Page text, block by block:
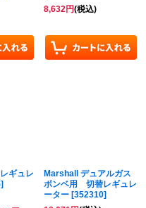
8,632円(税込)
ギュレ
]
Marshall デュアルガス
ボンベ用 切替レギュレ
ーター [352310]